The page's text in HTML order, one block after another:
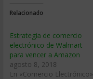
Relacionado
Estrategia de comercio
electrónico de Walmart
para vencer a Amazon
agosto 8, 2018
En «Comercio Electrónico»